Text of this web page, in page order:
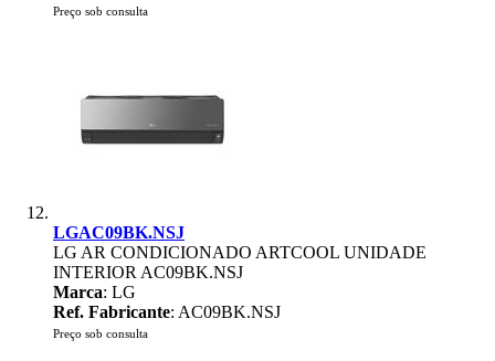
Preço sob consulta
LGAC09BK.NSJ
LG AR CONDICIONADO ARTCOOL UNIDADE
INTERIOR AC09BK.NSJ
Marca: LG
Ref. Fabricante: AC09BK.NSJ
Preço sob consulta